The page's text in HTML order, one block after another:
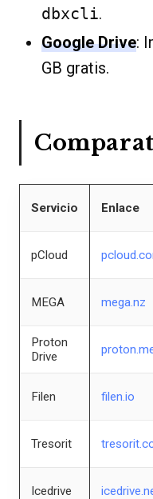
dbxcli.
Google Drive:
GB gratis.
Servicio Enlace
pCloud
MEGA mega.nz
Proton
Drive
Filen filen.io
Tresorit
Icedrive